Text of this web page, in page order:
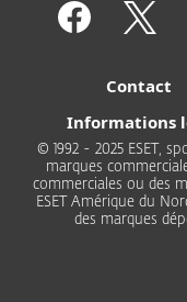
Contact
Informations
© 1992 - 2025 ESET,
marques
commerciales ou des
ESET Amérique du
des marques